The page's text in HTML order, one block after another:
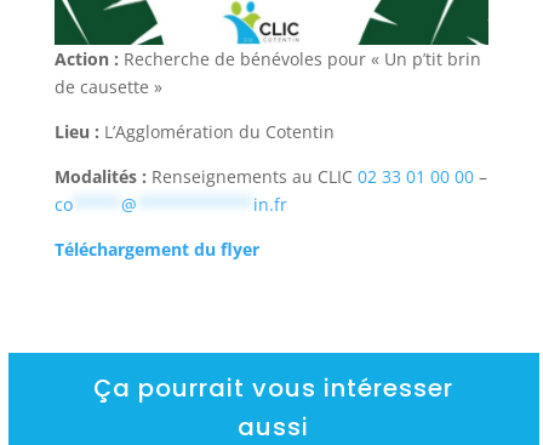
Action : Recherche de bénévoles pour « Un p’tit brin
de causette »
Lieu : L’Agglomération du Cotentin
Modalités : Renseignements au CLIC 02 33 01 00 00–
co***** @
in.fr
Téléchargement du flyer
Ça pourrait vous intéresser
aussi